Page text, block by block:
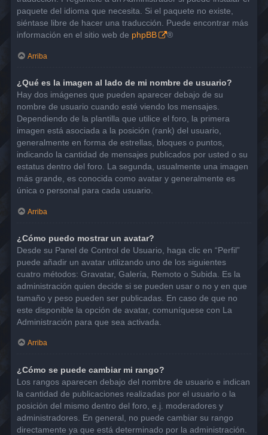
paquete del idioma que necesita. Si el paquete no existe,
siéntase libre de hacer una traducción. Puede encontrar más
información en el sitio web de phpBB ®
Arriba
¿Qué es la imagen al lado de mi nombre de usuario?
Hay dos imágenes que pueden aparecer debajo de su
nombre de usuario cuando esté viendo los mensajes.
Dependiendo de la plantilla que utilice el foro, la primera
imagen está asociada a la posición (rank) del usuario,
generalmente en forma de estrellas, bloques o puntos,
indicando la cantidad de mensajes publicados por usted o su
estatus dentro del foro. La segunda, usualmente una imagen
más grande, es conocida como avatar y generalmente es
única o personal para cada usuario.
Arriba
¿Cómo puedo mostrar un avatar?
Desde su Panel de Control de Usuario, haga clic en “Perfil”
puede añadir un avatar utilizando uno de los siguientes
cuatro métodos: Gravatar, Galería, Remoto o Subida. Es la
administración quien decide si se pueden usar o no y en que
tamaño y peso pueden ser publicadas. En caso de que no
este disponible la opción de avatar, comuníquese con La
Administración para que sea activada.
Arriba
¿Cómo se puede cambiar mi rango?
Los rangos aparecen debajo del nombre de usuario e indican
la cantidad de publicaciones realizadas por el usuario o la
posición del mismo dentro del foro, e.j. moderadores y
administradores. En general, no puede cambiar su rango
directamente ya que está determinado por la administración.